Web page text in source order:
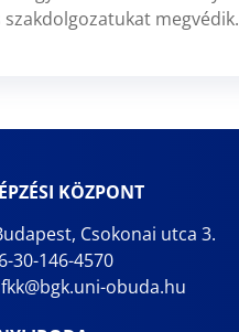
megvédik.
KÖZPONT
Csokonai utca 3.
30-146-4570
obuda.hu